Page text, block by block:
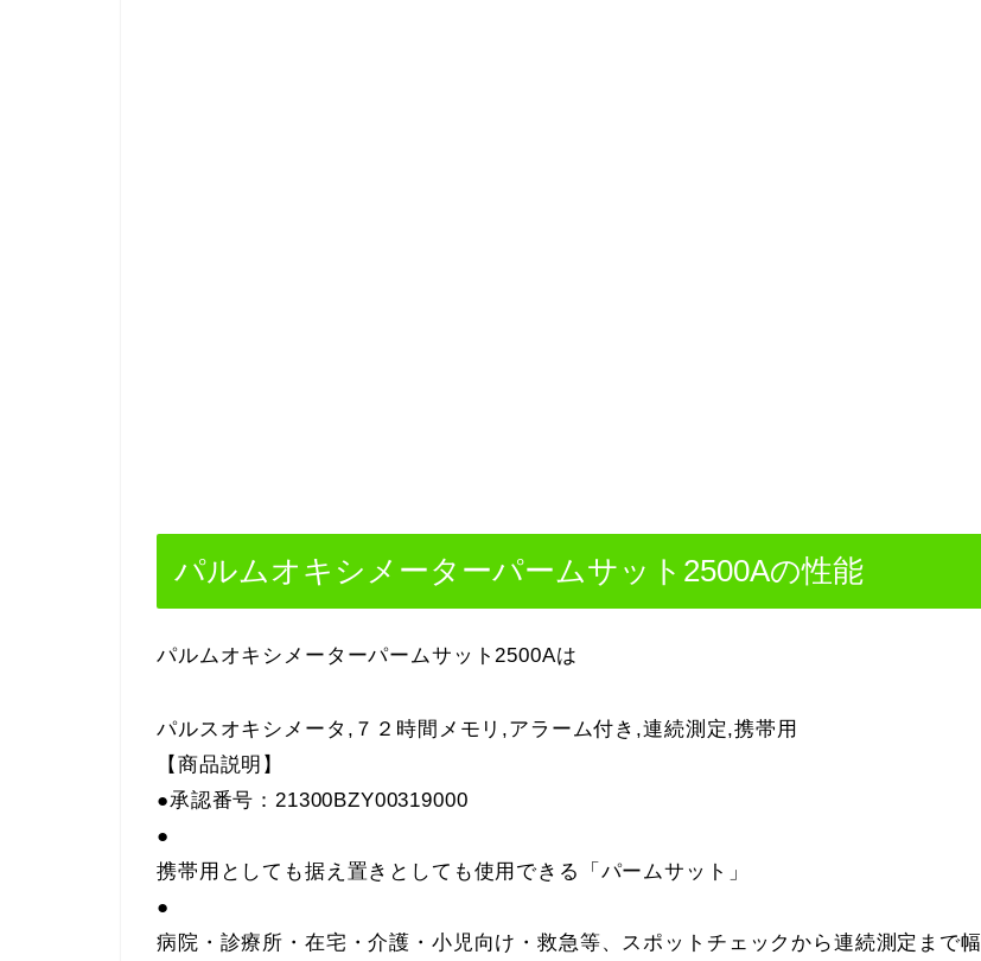
パルムオキシメーターパームサット2500Aの性能
パルムオキシメーターパームサット2500Aは
パルスオキシメータ,７２時間メモリ,アラーム付き,連続測定,携帯用
【商品説明】
●承認番号：21300BZY00319000
●
携帯用としても据え置きとしても使用できる「パームサット」
●
病院・診療所・在宅・介護・小児向け・救急等、スポットチェックから連続測定まで幅